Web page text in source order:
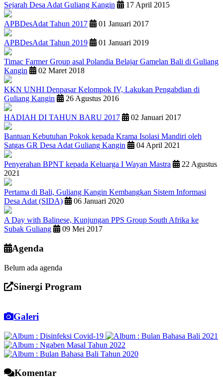
Sejarah Desa Adat Guliang Kangin 17 April 2015
APBDesAdat Tahun 2017 01 Januari 2017
APBDesAdat Tahun 2019 01 Januari 2019
Timac Farmer Group asal Polandia Belajar Gamelan Bali di Guliang
Kangin
02 Maret 2018
KKN UNHI Denpasar Kelompok IV, Lakukan Pengabdian di
Guliang Kangin
26 Agustus 2016
HADIAH DI TAHUN BARU 2017 02 Januari 2017
Bantuan Kebutuhan Pokok kepada Krama Isolasi Mandiri oleh
Satgas GR Desa Adat Guliang Kangin
04 April 2021
Penyerahan BPNT kepada Keluarga I Wayan Mastra
22 Agustus
2021
Pertama di Bali, Guliang Kangin Kembangkan Sistem Informasi
Desa Adat (SIDA)
06 Januari 2020
A Day with Balinese, Kunjungan PPS Group South Afrika ke
Subak Guliang
09 Mei 2017
Agenda
Belum ada agenda
Sinergi Program
Galeri
Komentar